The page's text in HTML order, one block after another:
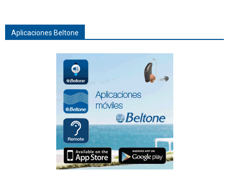
Aplicaciones Beltone